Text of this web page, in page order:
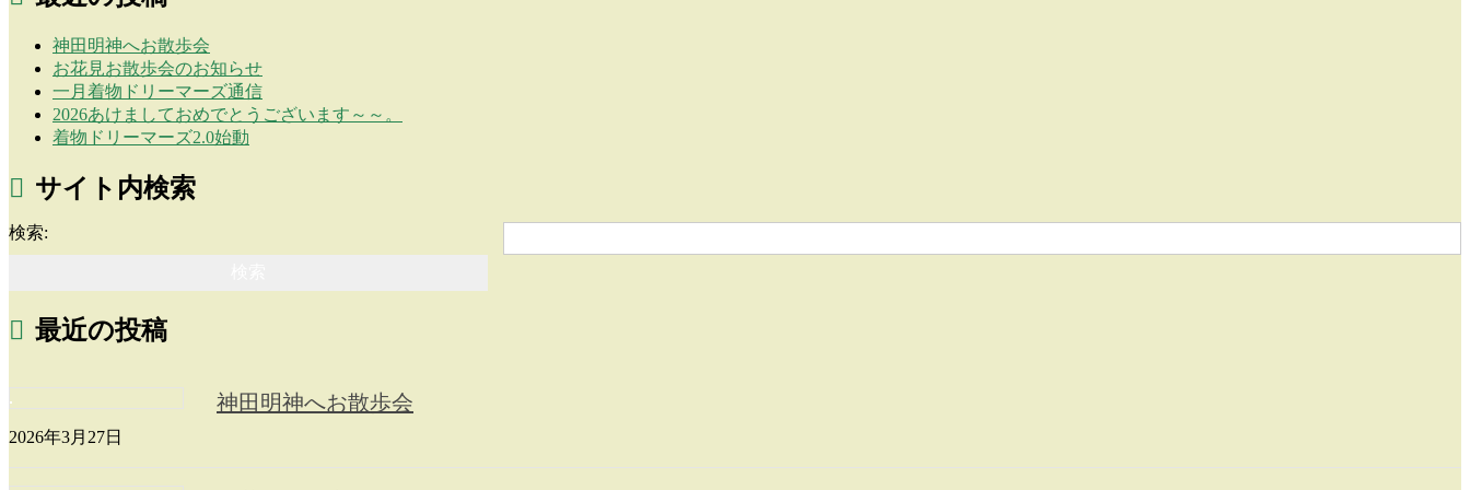
神田明神へお散歩会
お花見お散歩会のお知らせ
一月着物ドリーマーズ通信
2026あけましておめでとうございます～～。
着物ドリーマーズ2.0始動
サイト内検索
検索:
最近の投稿
神田明神へお散歩会
2026年3月27日